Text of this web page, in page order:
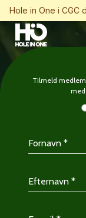
Hole in One i CGC
Tilmeld